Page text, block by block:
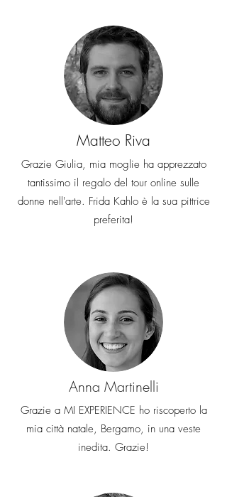
Matteo Riva
Grazie Giulia, mia moglie ha apprezzato
tantissimo il regalo del tour online sulle
donne nell'arte. Frida Kahlo è la sua pittrice
preferita!
Anna Martinelli
Grazie a MI EXPERIENCE ho riscoperto la
mia città natale, Bergamo, in una veste
inedita. Grazie!